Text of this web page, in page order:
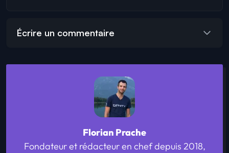
Écrire un commentaire
Florian Prache
Fondateur et rédacteur en chef depuis 2018,